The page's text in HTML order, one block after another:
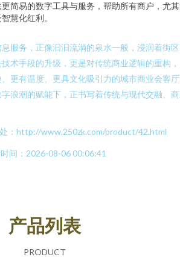
更简易的数字工具与服务，帮助所有商户，尤
慧化红利。
服务，正像汩汩流淌的泉水一般，浸润着街
术手段的升级，更是对传统商业逻辑的重构
更有温度、更具文化吸引力的城市商业会客
浪潮的赋能下，正书写着传统与现代交融、
：http://www.250zk.com/product/42.html
间：2026-08-06 00:06:41
产品列表
PRODUCT